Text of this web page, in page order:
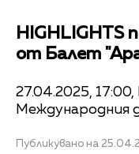
HIGHLIGHTS
от Балет
27.04.2025,
Международния
Публикувано на